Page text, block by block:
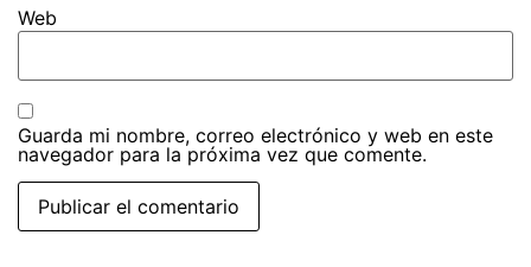
Web
Guarda mi nombre, correo electrónico y web en este
navegador para la próxima vez que comente.